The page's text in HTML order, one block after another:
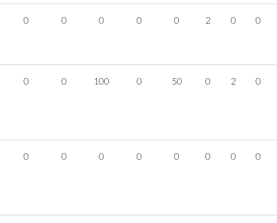
0 0 0 0 0 2 0 0
0 0 100 0 50 0 2 0
0 0 0 0 0 0 0 0